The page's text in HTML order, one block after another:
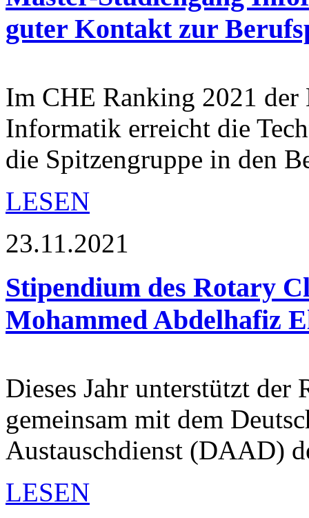
guter Kontakt zur
Im CHE Ranking 2021 der
Informatik erreicht die
die Spitzengruppe in den
LESEN
23.11.2021
Stipendium des Rotary
Mohammed Abdelhafiz
Dieses Jahr unterstützt
gemeinsam mit dem
Austauschdienst (DAAD)
LESEN